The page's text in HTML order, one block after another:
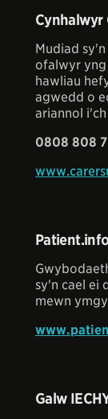
Cynhalwyr
Mudiad
ofalwyr yng
hawliau
agwedd o
ariannol
0808 808
sy'n cael ei
mewn
Galw